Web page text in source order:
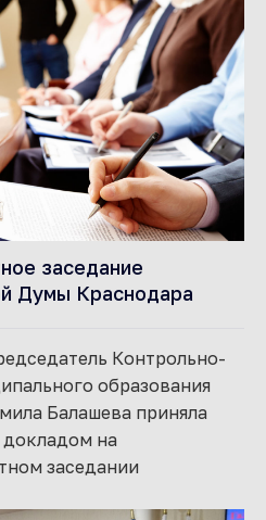
заседание
Думы Краснодара
Контрольно-
образования
Балашева приняла
докладом на
заседании